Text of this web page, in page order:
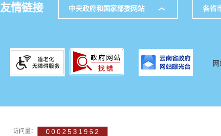
友情链接 中央政府和国家部委网站 各省
访问量： 0002531962